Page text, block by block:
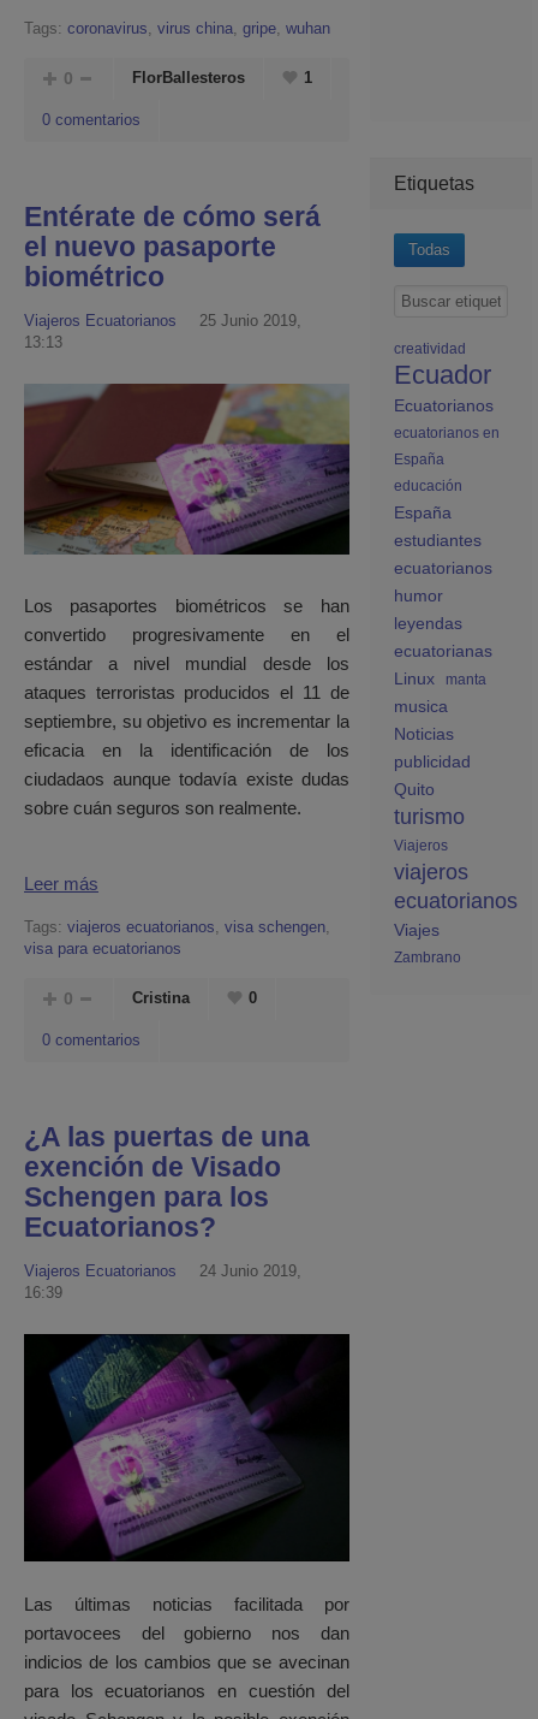
Tags: coronavirus, virus china, gripe, wuhan
0 FlorBallesteros 1
0 comentarios
Entérate de cómo será
el nuevo pasaporte
biométrico
Viajeros Ecuatorianos
25 Junio 2019,
13:13
Los pasaportes biométricos se han
convertido progresivamente en el
estándar a nivel mundial desde los
ataques terroristas producidos el 11 de
septiembre, su objetivo es incrementar la
eficacia en la identificación de los
ciudadaos aunque todavía existe dudas
sobre cuán seguros son realmente.
Leer más
Tags: viajeros ecuatorianos visa schengen
visa para ecuatorianos
0 Cristina 0
0 comentarios
¿A las puertas de una
exención de Visado
Schengen para los
Ecuatorianos?
Viajeros Ecuatorianos
24 Junio 2019,
16:39
Las últimas noticias facilitada por
portavocees del gobierno nos dan
indicios de los cambios que se avecinan
para los ecuatorianos en cuestión del
Etiquetas
Todas
creatividad
Ecuador
Ecuatorianos
ecuatorianos en
España
educación
España
estudiantes
ecuatorianos
humor
leyendas
ecuatorianas
Linux
manta
musica
Noticias
publicidad
Quito
turismo
Viajeros
viajeros
ecuatorianos
Viajes
Zambrano